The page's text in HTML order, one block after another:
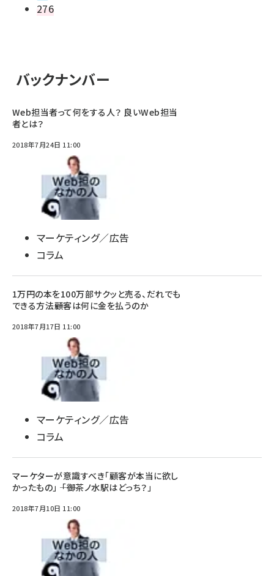
276
バックナンバー
Web担当者って何をする人？ 良いWeb担当
者とは？
2018年7月24日 11:00
マーケティング／広告
コラム
1万円の本を100万部サクッと売る、だれでも
できる方法――顧客は何に金を払うのか
2018年7月17日 11:00
マーケティング／広告
コラム
マーケターが意識すべき「顧客が本当に欲し
かったもの」 ―― 「御茶ノ水駅はどっち？」
2018年7月10日 11:00